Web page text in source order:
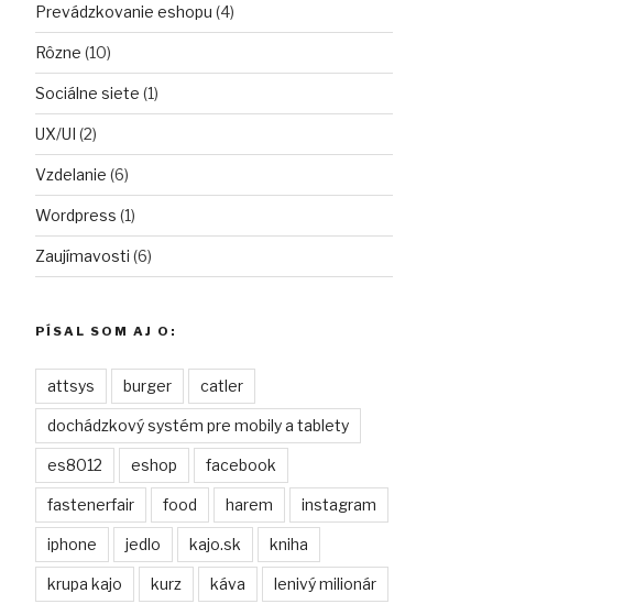
Prevádzkovanie eshopu (4)
Rôzne (10)
Sociálne siete (1)
UX/UI (2)
Vzdelanie (6)
Wordpress (1)
Zaujímavosti (6)
PÍSAL SOM AJ O:
attsys burger catler
dochádzkový systém pre mobily a tablety
es8012 eshop facebook
fastenerfair food harem instagram
iphone jedlo kajo.sk kniha
krupa kajo kurz káva lenivý milionár